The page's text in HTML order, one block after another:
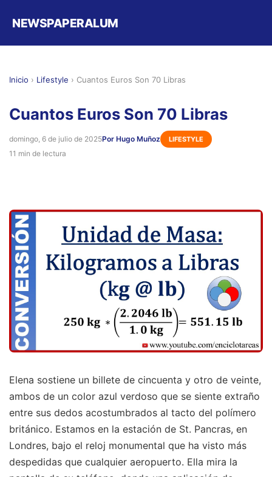
NEWSPAPERALUM
Inicio › Lifestyle › Cuantos Euros Son 70 Libras
Cuantos Euros Son 70 Libras
domingo, 6 de julio de 2025Por Hugo Muñoz LIFESTYLE
11 min de lectura
Elena sostiene un billete de cincuenta y otro de veinte,
ambos de un color azul verdoso que se siente extraño
entre sus dedos acostumbrados al tacto del polímero
británico. Estamos en la estación de St. Pancras, en
Londres, bajo el reloj monumental que ha visto más
despedidas que cualquier aeropuerto. Ella mira la